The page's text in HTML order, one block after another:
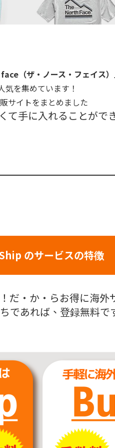
（ザ・ノース・フェイス）
を集めています！
サイトをまとめました
て手に入れることがで
のサービスの特徴
！だ・か・らお得に海
であれば、登録無料で